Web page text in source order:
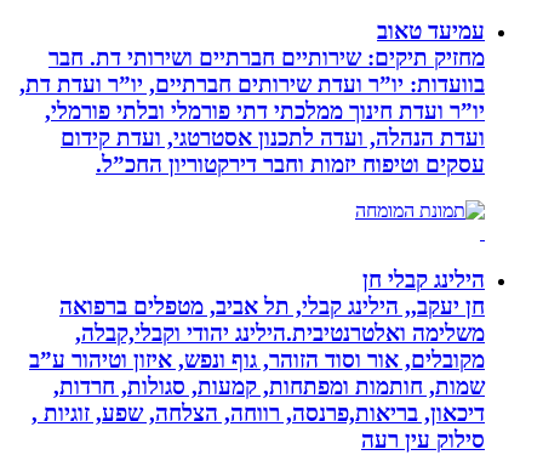
עמיעד טאוב
מחזיק תיקים: שירותיים חברתיים ושירותי דת. חבר
בוועדות: יו”ר ועדת שירותים חברתיים, יו”ר ועדת דת,
יו”ר ועדת חינוך ממלכתי דתי פורמלי ובלתי פורמלי,
ועדת הנהלה, ועדה לתכנון אסטרטגי, ועדת קידום
עסקים וטיפוח יזמות וחבר דירקטוריון החכ”ל.
הילינג קבלי חן
חן יעקב,, הילינג קבלי, תל אביב, מטפלים ברפואה
משלימה ואלטרנטיבית.הילינג יהודי וקבלי,קבלה,
מקובלים, אור וסוד הזוהר, גוף ונפש, איזון וטיהור ע”ב
שמות, חותמות ומפתחות, קמעות, סגולות, חרדות,
דיכאון, בריאות,פרנסה, רווחה, הצלחה, שפע, זוגיות ,
סילוק עין רעה